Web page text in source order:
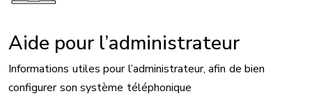
Aide pour l’administrateur
Informations utiles pour l’administrateur, afin de bien
configurer son système téléphonique